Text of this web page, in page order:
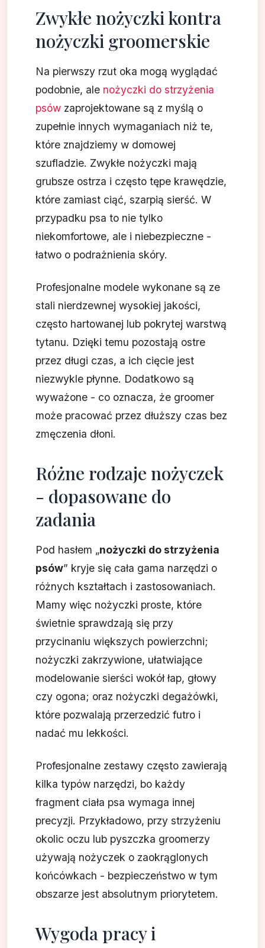
Zwykłe nożyczki kontra
nożyczki groomerskie
Na pierwszy rzut oka mogą wyglądać
podobnie, ale nożyczki do strzyżenia
psów zaprojektowane są z myślą o
zupełnie innych wymaganiach niż te,
które znajdziemy w domowej
szufladzie. Zwykłe nożyczki mają
grubsze ostrza i często tępe krawędzie,
które zamiast ciąć, szarpią sierść. W
przypadku psa to nie tylko
niekomfortowe, ale i niebezpieczne -
łatwo o podrażnienia skóry.
Profesjonalne modele wykonane są ze
stali nierdzewnej wysokiej jakości,
często hartowanej lub pokrytej warstwą
tytanu. Dzięki temu pozostają ostre
przez długi czas, a ich cięcie jest
niezwykle płynne. Dodatkowo są
wyważone - co oznacza, że groomer
może pracować przez dłuższy czas bez
zmęczenia dłoni.
Różne rodzaje nożyczek
- dopasowane do
zadania
Pod hasłem „nożyczki do strzyżenia
psów” kryje się cała gama narzędzi o
różnych kształtach i zastosowaniach.
Mamy więc nożyczki proste, które
świetnie sprawdzają się przy
przycinaniu większych powierzchni;
nożyczki zakrzywione, ułatwiające
modelowanie sierści wokół łap, głowy
czy ogona; oraz nożyczki degażówki,
które pozwalają przerzedzić futro i
nadać mu lekkości.
Profesjonalne zestawy często zawierają
kilka typów narzędzi, bo każdy
fragment ciała psa wymaga innej
precyzji. Przykładowo, przy strzyżeniu
okolic oczu lub pyszczka groomerzy
używają nożyczek o zaokrąglonych
końcówkach - bezpieczeństwo w tym
obszarze jest absolutnym priorytetem.
Wygoda pracy i